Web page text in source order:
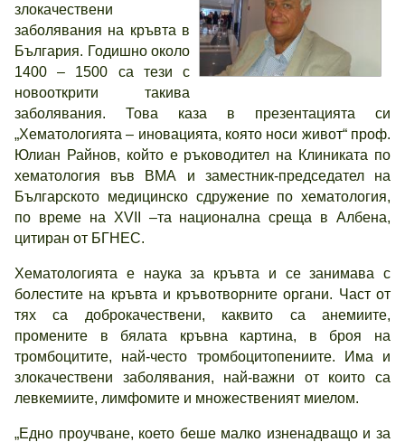
злокачествени
заболявания на кръвта в
България. Годишно около
1400 – 1500 са тези с
новооткрити такива
заболявания. Това каза в презентацията си
„Хематологията – иновацията, която носи живот“ проф.
Юлиан Райнов, който е ръководител на Клиниката по
хематология във ВМА и заместник-председател на
Българското медицинско сдружение по хематология,
по време на XVII –та национална среща в Албена,
цитиран от БГНЕС.
Хематологията е наука за кръвта и се занимава с
болестите на кръвта и кръвотворните органи. Част от
тях са доброкачествени, каквито са анемиите,
промените в бялата кръвна картина, в броя на
тромбоцитите, най-често тромбоцитопениите. Има и
злокачествени заболявания, най-важни от които са
левкемиите, лимфомите и множественият миелом.
„Едно проучване, което беше малко изненадващо и за